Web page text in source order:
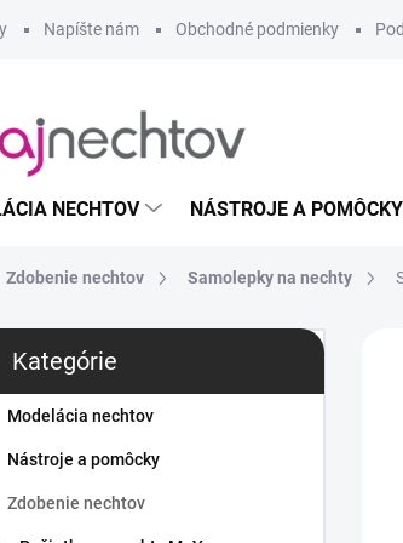
Napíšte nám Obchodné podmienky
NECHTOV NÁSTROJE A POMÔCKY
Zdobenie nechtov Samolepky na nechty
Kategórie
Modelácia nechtov
Nástroje a pomôcky
Zdobenie nechtov